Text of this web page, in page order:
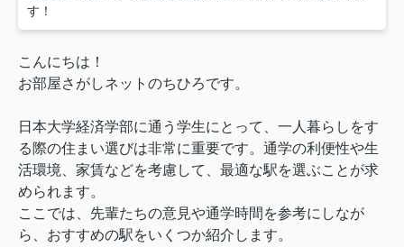
す！
こんにちは！
お部屋さがしネットのちひろです。
日本大学経済学部に通う学生にとって、一人暮らしをす
る際の住まい選びは非常に重要です。通学の利便性や生
活環境、家賃などを考慮して、最適な駅を選ぶことが求
められます。
ここでは、先輩たちの意見や通学時間を参考にしなが
ら、おすすめの駅をいくつか紹介します。